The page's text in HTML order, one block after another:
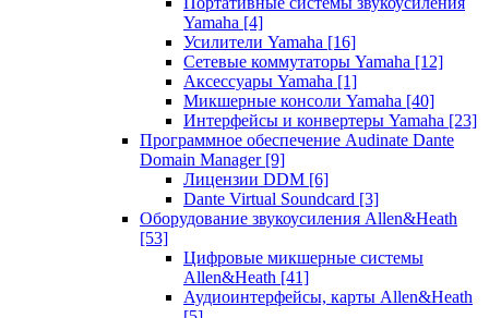
Yamaha [4]
Усилители Yamaha [16]
Сетевые коммутаторы Yamaha [12]
Аксессуары Yamaha [1]
Микшерные консоли Yamaha [40]
Интерфейсы и конвертеры Yamaha [23]
Программное обеспечение Audinate Dante
Domain Manager [9]
Лицензии DDM [6]
Dante Virtual Soundcard [3]
Оборудование звукоусиления Allen&Heath
[53]
Цифровые микшерные системы
Allen&Heath [41]
Аудиоинтерфейсы, карты Allen&Heath